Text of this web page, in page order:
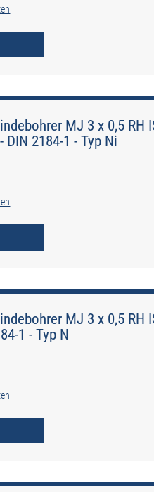
MJ 3 x 0,5 RH
DIN 2184-1 - Typ Ni
MJ 3 x 0,5 RH
1 - Typ N